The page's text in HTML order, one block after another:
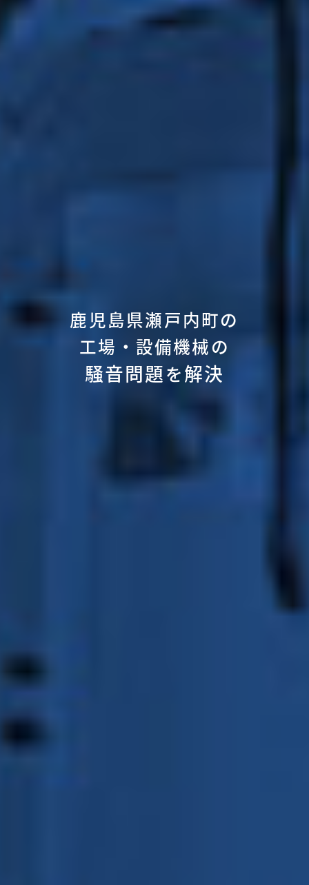
鹿児島県瀬戸内町の
工場・設備機械の
騒音問題を解決